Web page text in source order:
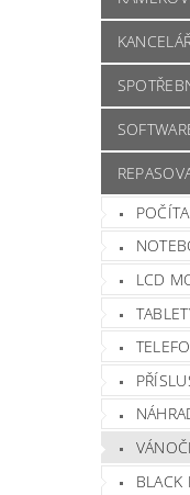
LCD
BLACK